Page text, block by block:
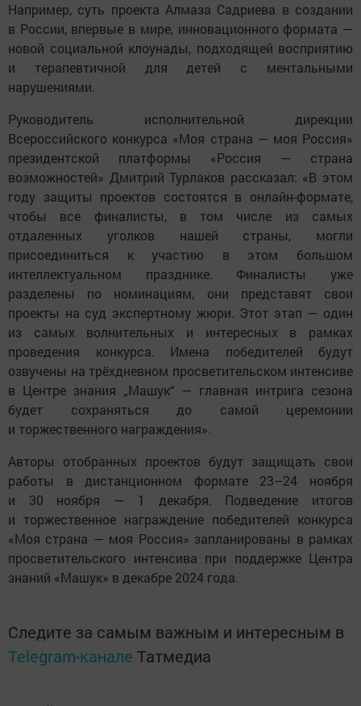
Например, суть проекта Алмаза Садриева в создании
в России, впервые в мире, инновационного формата —
новой социальной клоунады, подходящей восприятию
и терапевтичной для детей с ментальными
нарушениями.
Руководитель исполнительной дирекции
Всероссийского конкурса «Моя страна — моя Россия»
президентской платформы «Россия — страна
возможностей» Дмитрий Турлаков рассказал: «В этом
году защиты проектов состоятся в онлайн-формате,
чтобы все финалисты, в том числе из самых
отдаленных уголков нашей страны, могли
присоединиться к участию в этом большом
интеллектуальном празднике. Финалисты уже
разделены по номинациям, они представят свои
проекты на суд экспертному жюри. Этот этап — один
из самых волнительных и интересных в рамках
проведения конкурса. Имена победителей будут
озвучены на трёхдневном просветительском интенсиве
в Центре знания „Машук“ — главная интрига сезона
будет сохраняться до самой церемонии
и торжественного награждения».
Авторы отобранных проектов будут защищать свои
работы в дистанционном формате 23–24 ноября
и 30 ноября — 1 декабря. Подведение итогов
и торжественное награждение победителей конкурса
«Моя страна — моя Россия» запланированы в рамках
просветительского интенсива при поддержке Центра
знаний «Машук» в декабре 2024 года.
Следите за самым важным и интересным в
Telegram-канале Татмедиа